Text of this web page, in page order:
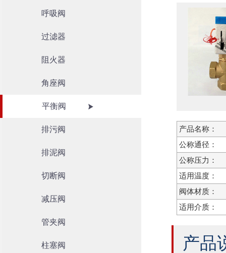
呼吸阀
过滤器
阻火器
角座阀
平衡阀
排污阀
排泥阀
切断阀
减压阀
管夹阀
柱塞阀
产品名称：
公称通径：
公称压力：
适用温度：
阀体材质：
适用介质：
产品